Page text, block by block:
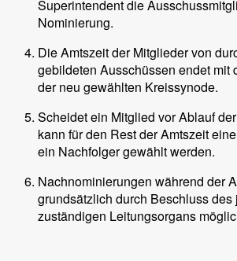
Superintendent die
Nominierung.
Die Amtszeit der Mitglieder von
gebildeten Ausschüssen endet mit
der neu gewählten Kreissynode.
Scheidet ein Mitglied vor Ablauf
kann für den Rest der Amtszeit
ein Nachfolger gewählt werden.
Nachnominierungen während der
grundsätzlich durch Beschluss
zuständigen Leitungsorgans